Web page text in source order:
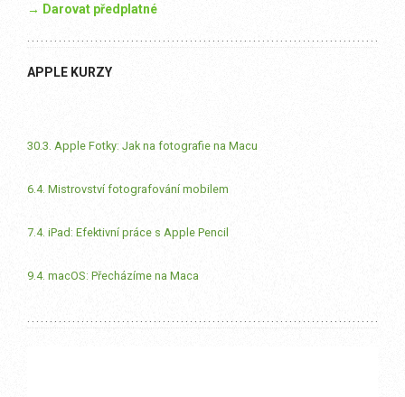
→ Darovat předplatné
APPLE KURZY
30.3. Apple Fotky: Jak na fotografie na Macu
6.4. Mistrovství fotografování mobilem
7.4. iPad: Efektivní práce s Apple Pencil
9.4. macOS: Přecházíme na Maca